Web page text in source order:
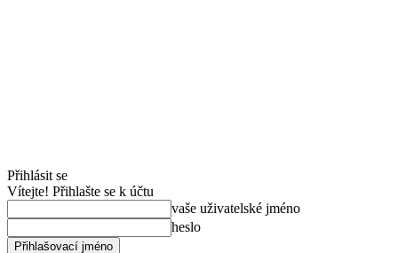
Přihlásit se
Vítejte! Přihlašte se k účtu
vaše uživatelské jméno
heslo